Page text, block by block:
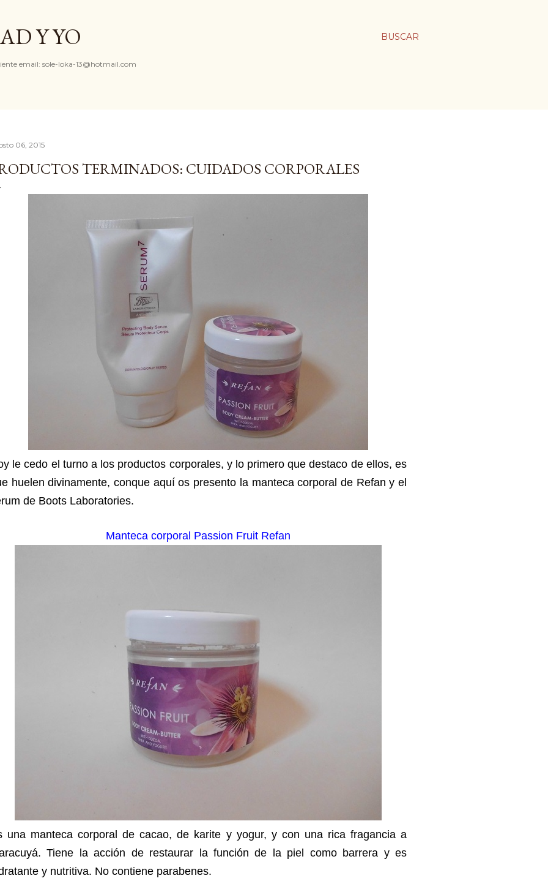
BUSCAR
Y YO
email: sole-loka-13@hotmail.com
06, 2015
TERMINADOS: CUIDADOS CORPORALES
le cedo el turno a los productos corporales, y lo primero que destaco de ellos, es
huelen divinamente, conque aquí os presento la manteca corporal de Refan y el
de Boots Laboratories.
Manteca corporal Passion Fruit Refan
una manteca corporal de cacao, de karite y yogur, y con una rica fragancia a
Tiene la acción de restaurar la función de la piel como barrera y es
y nutritiva. No contiene parabenes.